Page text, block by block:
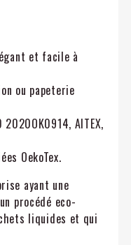
et facile à
ou papeterie
2020OK0914, AITEX,
OekoTex.
ayant une
procédé eco-
liquides et qui